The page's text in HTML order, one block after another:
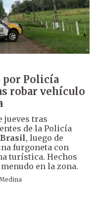
por Policía
robar vehículo
jueves tras
de la Policía
Brasil, luego de
furgoneta con
turística. Hechos
en la zona.